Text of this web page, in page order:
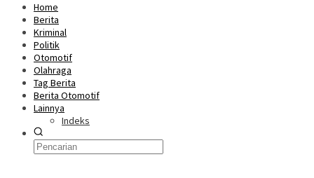
Home
Berita
Kriminal
Politik
Otomotif
Olahraga
Tag Berita
Berita Otomotif
Lainnya
Indeks